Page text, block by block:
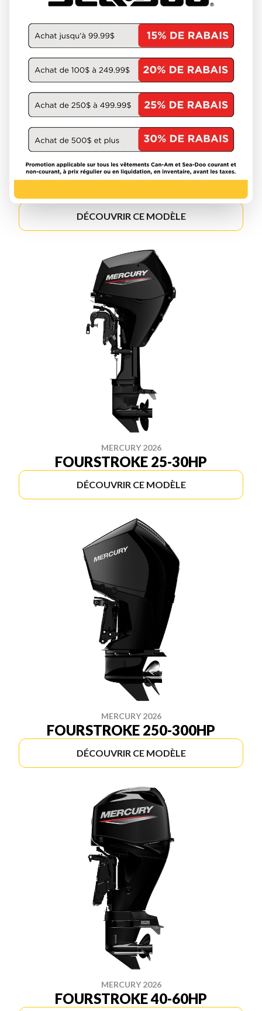
MERCURY 2026
DÉCOUVRIR CE MODÈLE
MERCURY 2026
FOURSTROKE 25-30HP
DÉCOUVRIR CE MODÈLE
MERCURY 2026
FOURSTROKE 250-300HP
DÉCOUVRIR CE MODÈLE
MERCURY 2026
FOURSTROKE 40-60HP